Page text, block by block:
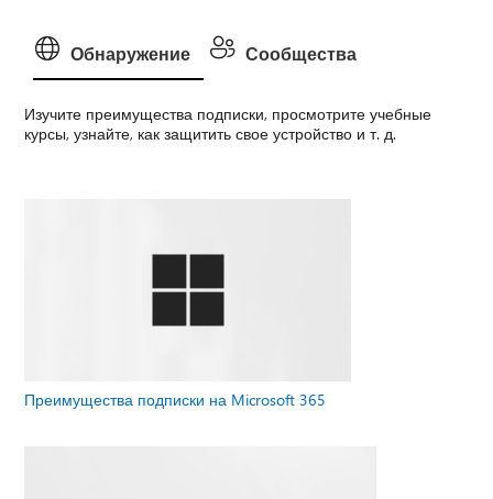
Обнаружение Сообщества
Изучите преимущества подписки, просмотрите учебные
курсы, узнайте, как защитить свое устройство и т. д.
Преимущества подписки на Microsoft 365